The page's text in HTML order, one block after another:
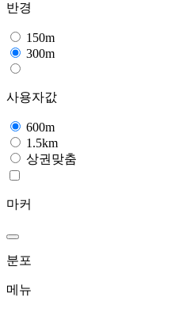
반경
150m
300m
사용자값
600m
1.5km
상권맞춤
마커
분포
메뉴